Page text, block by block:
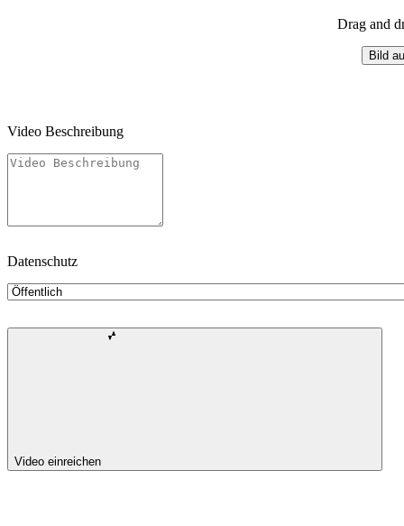
Drag and
Bild
Video Beschreibung
Datenschutz
Video einreichen